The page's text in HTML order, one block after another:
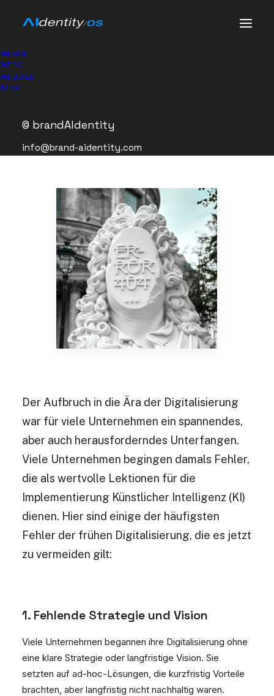
WE ARE
WE DO
WE BUILD
BLOG
© brandAIdentity
info@brand-aidentity.com
Der Aufbruch in die Ära der Digitalisierung
war für viele Unternehmen ein spannendes,
aber auch herausforderndes Unterfangen.
Viele Unternehmen begingen damals Fehler,
die als wertvolle Lektionen für die
Implementierung Künstlicher Intelligenz (KI)
dienen. Hier sind einige der häufigsten
Fehler der frühen Digitalisierung, die es jetzt
zu vermeiden gilt:
1. Fehlende Strategie und Vision
Viele Unternehmen begannen ihre Digitalisierung ohne
eine klare Strategie oder langfristige Vision. Sie
setzten auf ad-hoc-Lösungen, die kurzfristig Vorteile
brachten, aber langfristig nicht nachhaltig waren.